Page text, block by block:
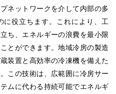
ネットワークを介して内部の多
役立ちます。これにより、工
ち、エネルギーの浪費を最小限
とができます。地域冷房の製造
装置と高効率の冷凍機を備えた
この技術は、広範囲に冷房サー
ムに代わる持続可能でエネルギ